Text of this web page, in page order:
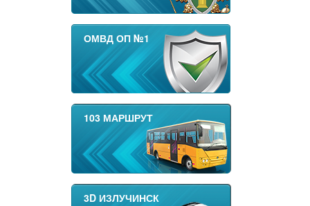
ОМВД ОП №1
103 МАРШРУТ
3D ИЗЛУЧИНСК